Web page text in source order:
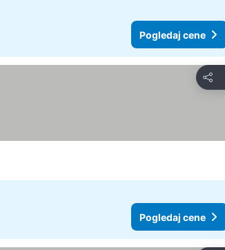
Pogledaj cene
Deli
Pogledaj cene